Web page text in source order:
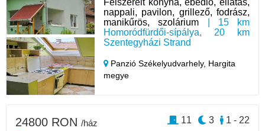
Felszerelt konyha, ebédlő, ellátás,
nappali, pavilon, grillező, fodrász,
manikűrös, szolárium | 15 km
Homoródfürdői-sípálya, 20 km
Szentegyházi Strand
Panzió Székelyudvarhely, Hargita
megye
24800 RON /ház 1 - 22
3
11